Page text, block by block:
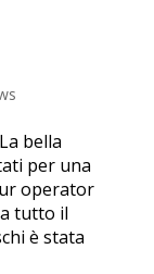
bella
per una
operator
tutto il
è stata